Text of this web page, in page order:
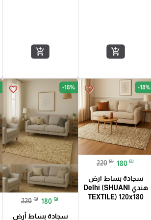
add_shopping_cart
add_shopping_cart
favorite_border -18%
220 ₪ 180 ₪
سجادة بساط ارض
هندي Delhi (SHUANI
TEXTILE) 120x180
favorite_border -18%
220 ₪ 180 ₪
سجادة بساط أرض